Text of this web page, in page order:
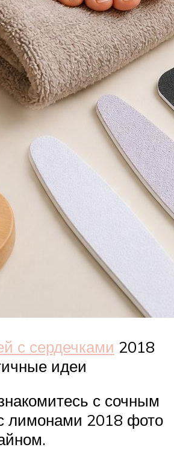
с сердечками 2018
идеи
с сочным
лимонами 2018 фото